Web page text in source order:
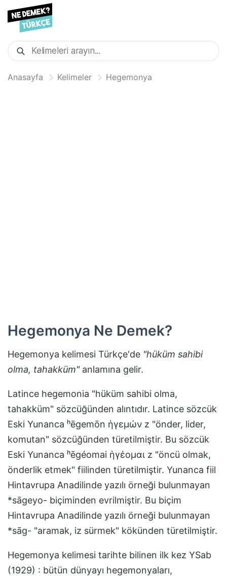
Anasayfa Kelimeler Hegemonya
Hegemonya Ne Demek?
Hegemonya kelimesi Türkçe'de "hüküm sahibi
olma, tahakküm"anlamına gelir.
Latince hegemonia "hüküm sahibi olma,
tahakküm" sözcüğünden alıntıdır. Latince sözcük
Eski Yunanca ʰēgemōn ἡγεμών z "önder, lider,
komutan" sözcüğünden türetilmiştir. Bu sözcük
Eski Yunanca ʰēgéomai ἡγέομαι z "öncü olmak,
önderlik etmek" fiilinden türetilmiştir. Yunanca fiil
Hintavrupa Anadilinde yazılı örneği bulunmayan
*sāgeyo- biçiminden evrilmiştir. Bu biçim
Hintavrupa Anadilinde yazılı örneği bulunmayan
*sāg- "aramak, iz sürmek" kökünden türetilmiştir.
Hegemonya kelimesi tarihte bilinen ilk kez YSab
(1929) : bütün dünyayı hegemonyaları,